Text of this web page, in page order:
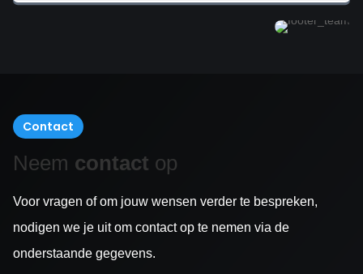
Contact
Neem contact op
Voor vragen of om jouw wensen verder te bespreken,
nodigen we je uit om contact op te nemen via de
onderstaande gegevens.